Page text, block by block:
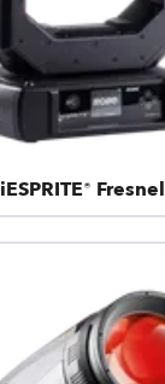
iESPRITE® Fresnel